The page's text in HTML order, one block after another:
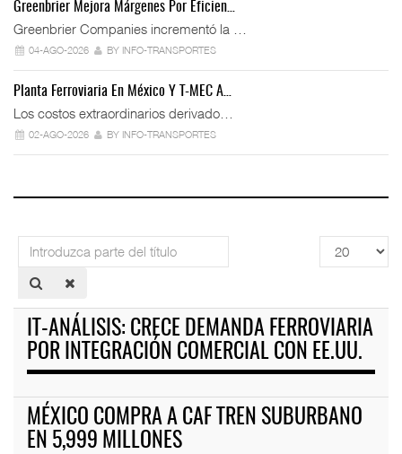
Greenbrier Mejora Márgenes Por Eficien…
Greenbrier Companies incrementó la …
04-AGO-2026 BY INFO-TRANSPORTES
Planta Ferroviaria En México Y T-MEC A…
Los costos extraordinarios derivado…
02-AGO-2026 BY INFO-TRANSPORTES
Introduzca
parte
del
Cantidad
a
IT-ANÁLISIS: CRECE DEMANDA FERROVIARIA
POR INTEGRACIÓN COMERCIAL CON EE.UU.
MÉXICO COMPRA A CAF TREN SUBURBANO
EN 5,999 MILLONES